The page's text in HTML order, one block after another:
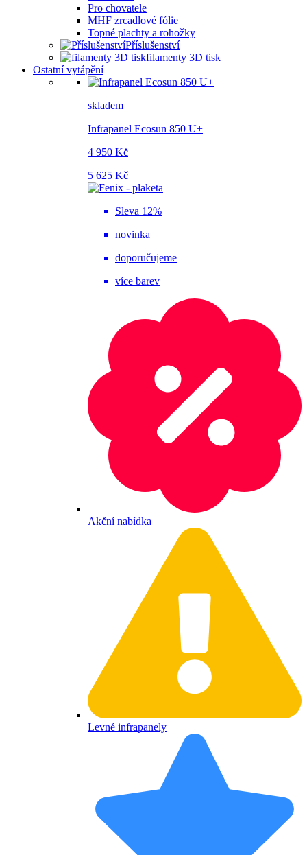
Pro chovatele
MHF zrcadlové fólie
Topné plachty a rohožky
Příslušenství
filamenty 3D tisk
Ostatní vytápění
skladem
Infrapanel Ecosun 850 U+
4 950 Kč
5 625 Kč
Sleva 12%
novinka
doporučujeme
více barev
Akční nabídka
Levné infrapanely